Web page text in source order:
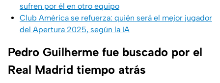
sufren por él en otro equipo
Club América se refuerza: quién será el mejor jugador
del Apertura 2025, según la IA
Pedro Guilherme fue buscado por el
Real Madrid tiempo atrás